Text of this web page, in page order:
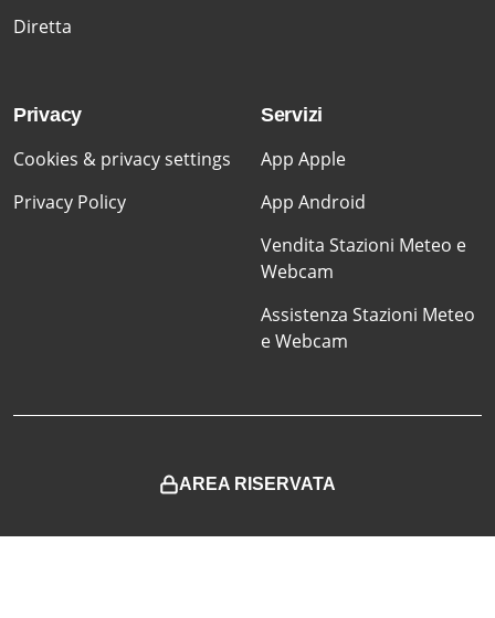
Diretta
Privacy
Cookies & privacy settings
Privacy Policy
Servizi
App Apple
App Android
Vendita Stazioni Meteo e
Webcam
Assistenza Stazioni Meteo
e Webcam
AREA RISERVATA